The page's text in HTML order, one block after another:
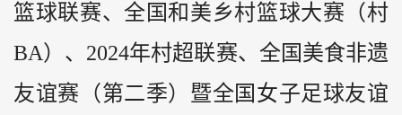
篮球联赛、全国和美乡村篮球大赛（村
BA）、2024年村超联赛、全国美食非遗
友谊赛（第二季）暨全国女子足球友谊